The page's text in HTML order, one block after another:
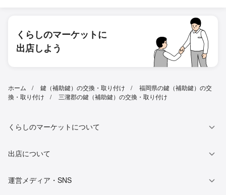
くらしのマーケットに
出店しよう
ホーム 鍵（補助鍵）の交換・取り付け
福岡県の鍵（補助鍵）の交
換・取り付け
三潴郡の鍵（補助鍵）の交換・取り付け
くらしのマーケットについて
出店について
運営メディア・SNS